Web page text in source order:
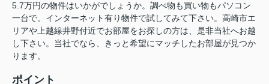
5.7万円の物件はいかがでしょうか。調べ物も買い物もパソコン
一台で。インターネット有り物件で試してみて下さい。高崎市エ
リアや上越線井野付近でお部屋をお探しの方は、是非当社へお越
し下さい。当社でなら、きっと希望にマッチしたお部屋が見つか
ります。
ポイント